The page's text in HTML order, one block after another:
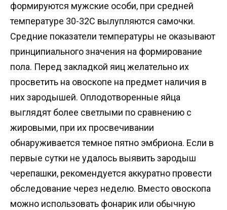
формируются мужские особи, при средней
температуре 30-32С вылупляются самочки.
Средние показатели температуры не оказывают
принципиального значения на формирование
пола. Перед закладкой яиц желательно их
просветить на овоскопе на предмет наличия в
них зародышей. Оплодотворенные яйца
выглядят более светлыми по сравнению с
жировыми, при их просвечивании
обнаруживается темное пятно эмбриона. Если в
первые сутки не удалось выявить зародыш
черепашки, рекомендуется аккуратно провести
обследование через неделю. Вместо овоскопа
можно использовать фонарик или обычную